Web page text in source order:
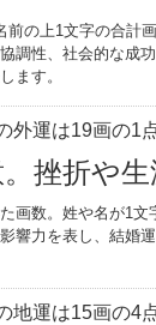
前の上1文字の合計
調性、社会的な成
ます。
外運は19画の1
挫折や生
画数。姓や名が1
響力を表し、結婚
地運は15画の4